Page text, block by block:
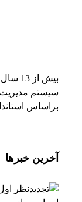
بیش
سیستم
براساس استاندارد
آخرین خبرها